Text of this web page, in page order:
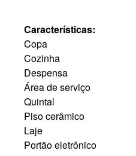
Características:
Copa
Cozinha
Despensa
Área de serviço
Quintal
Piso cerâmico
Laje
Portão eletrônico